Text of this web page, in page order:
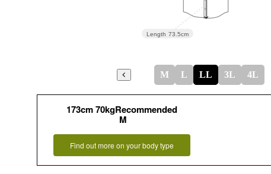
Length 73.5cm
M L LL 3L 4L
173cm 70kgRecommended
M
Find out more on your body type